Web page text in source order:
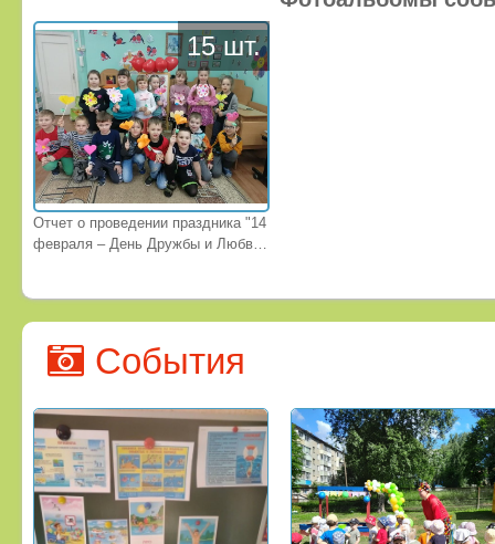
15 шт.
Отчет о проведении праздника "14
февраля – День Дружбы и Любви"
События